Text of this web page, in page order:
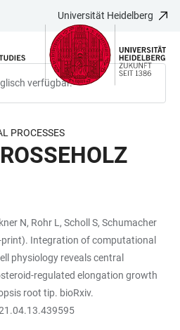
Universität Heidelberg
verfügbar.
PROCESSES
N, Rohr L, Scholl S, Schumacher
print). Integration of computational
physiology reveals central
regulated elongation growth
root tip. bioRxiv.